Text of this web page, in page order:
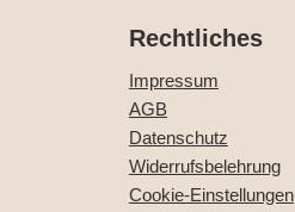
Rechtliches
Impressum
AGB
Datenschutz
Widerrufsbelehrung
Cookie-Einstellungen